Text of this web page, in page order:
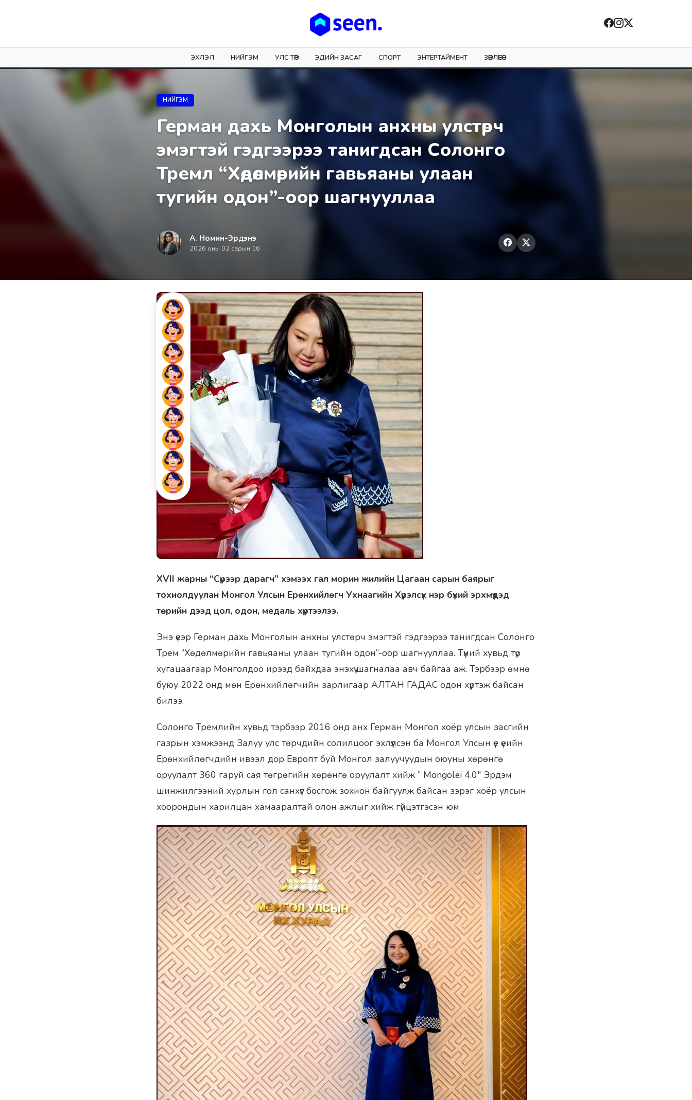
ЭХЛЭЛ НИЙГЭМ УЛС ТӨР ЭДИЙН ЗАСАГ СПОРТ ЭНТЕРТАЙМЕНТ ЗӨВЛӨГӨӨ
НИЙГЭМ
Герман дахь Монголын анхны улстөрч
эмэгтэй гэдгээрээ танигдсан Солонго
Тремл “Хөдөлмөрийн гавьяаны улаан
тугийн одон”-оор шагнууллаа
А. Номин-Эрдэнэ
2026 оны 02 сарын 16
XVII жарны “Сүрээр дарагч” хэмээх гал морин жилийн Цагаан сарын баярыг
тохиолдуулан Монгол Улсын Ерөнхийлөгч Ухнаагийн Хүрэлсүх нэр бүхий эрхмүүдэд
төрийн дээд цол, одон, медаль хүртээлээ.
Энэ үеэр Герман дахь Монголын анхны улстөрч эмэгтэй гэдгээрээ танигдсан Солонго
Трем “Хөдөлмөрийн гавьяаны улаан тугийн одон”-оор шагнууллаа. Түүний хувьд түр
хугацаагаар Монголдоо ирээд байхдаа энэхүү шагналаа авч байгаа аж. Тэрбээр өмнө
буюу 2022 онд мөн Ерөнхийлөгчийн зарлигаар АЛТАН ГАДАС одон хүртэж байсан
билээ.
Солонго Тремлийн хувьд тэрбээр 2016 онд анх Герман Монгол хоёр улсын засгийн
газрын хэмжээнд Залуу улс төрчдийн солилцоог эхлүүлсэн ба Монгол Улсын үе үеийн
Ерөнхийлөгчдийн ивээл дор Европт буй Монгол залуучуудын оюуны хөрөнгө
оруулалт 360 гаруй сая төгрөгийн хөрөнгө оруулалт хийж ” Mongolei 4.0″ Эрдэм
шинжилгээний хурлын гол санхүүг босгож зохион байгуулж байсан зэрэг хоёр улсын
хоорондын харилцан хамааралтай олон ажлыг хийж гүйцэтгэсэн юм.